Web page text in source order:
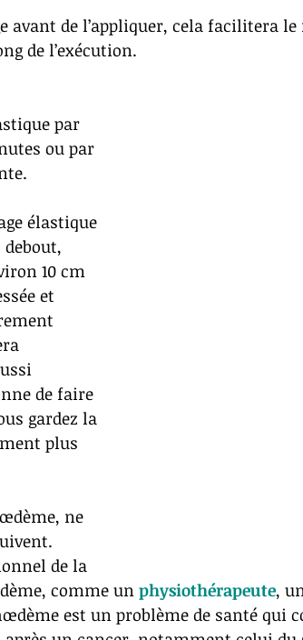
avant de l’appliquer, cela facilitera
de l’exécution.
par
ou par
élastique
10 cm
et
de faire
gardez la
plus
ne
de la
comme un physiothérapeute, un
est un problème de santé qui